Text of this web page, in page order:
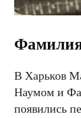
В Харьков
Наумом и
появились